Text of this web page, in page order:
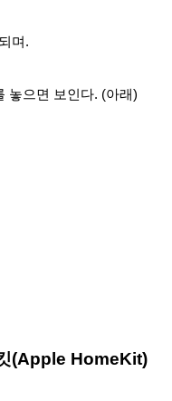
며.
놓으면 보인다. (아래)
(Apple HomeKit)